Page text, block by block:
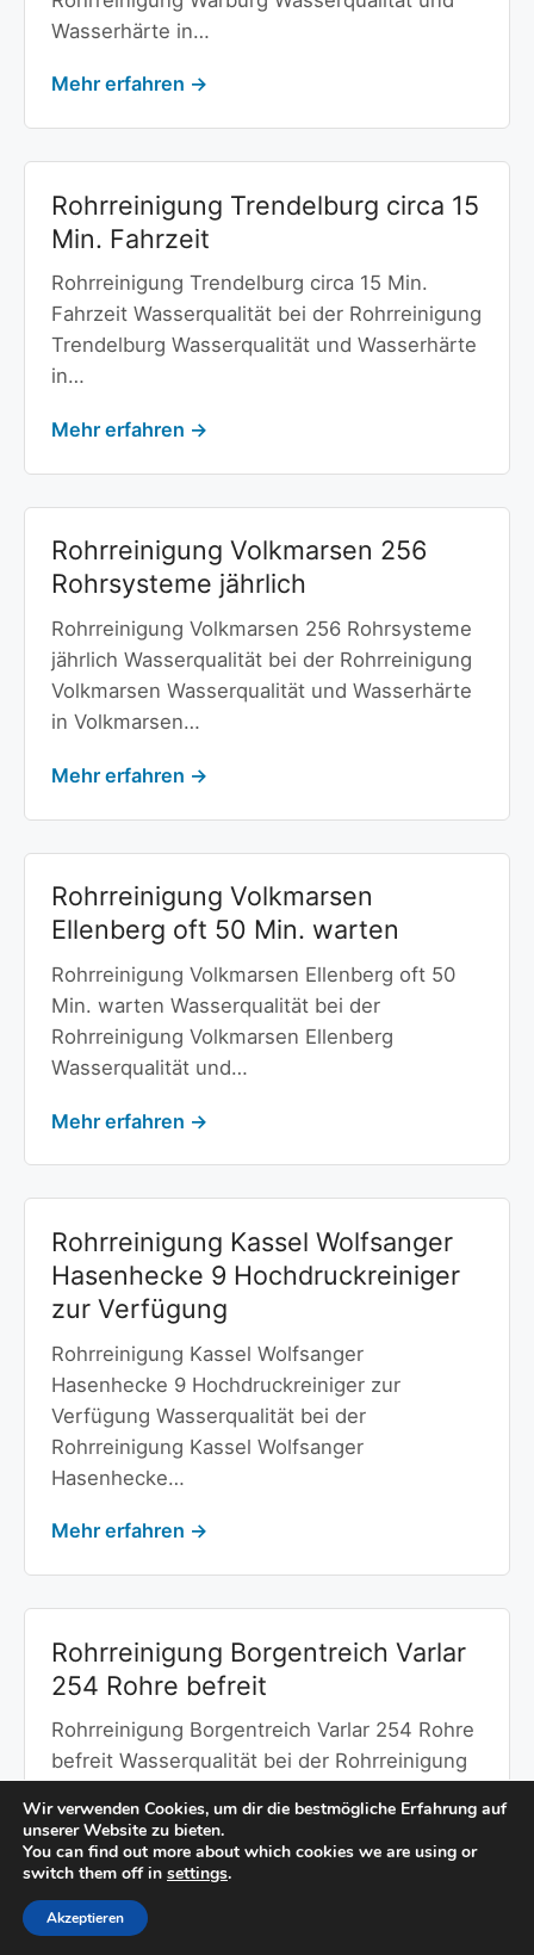
Wasserhärte in…
Mehr erfahren →
Rohrreinigung Trendelburg circa 15
Min. Fahrzeit
Rohrreinigung Trendelburg circa 15 Min.
Fahrzeit Wasserqualität bei der Rohrreinigung
Trendelburg Wasserqualität und Wasserhärte
in…
Mehr erfahren →
Rohrreinigung Volkmarsen 256
Rohrsysteme jährlich
Rohrreinigung Volkmarsen 256 Rohrsysteme
jährlich Wasserqualität bei der Rohrreinigung
Volkmarsen Wasserqualität und Wasserhärte
in Volkmarsen…
Mehr erfahren →
Rohrreinigung Volkmarsen
Ellenberg oft 50 Min. warten
Rohrreinigung Volkmarsen Ellenberg oft 50
Min. warten Wasserqualität bei der
Rohrreinigung Volkmarsen Ellenberg
Wasserqualität und…
Mehr erfahren →
Rohrreinigung Kassel Wolfsanger
Hasenhecke 9 Hochdruckreiniger
zur Verfügung
Rohrreinigung Kassel Wolfsanger
Hasenhecke 9 Hochdruckreiniger zur
Verfügung Wasserqualität bei der
Rohrreinigung Kassel Wolfsanger
Hasenhecke…
Mehr erfahren →
Rohrreinigung Borgentreich Varlar
254 Rohre befreit
Rohrreinigung Borgentreich Varlar 254 Rohre
befreit Wasserqualität bei der Rohrreinigung
Kanalisation…
Mehr erfahren →
© Copyright 2026 -
Wir verwenden Cookies, um dir die bestmögliche Erfahrung auf
unserer Website zu bieten.
You can find out more about which cookies we are using or
switch them off in settings.
Akzeptieren